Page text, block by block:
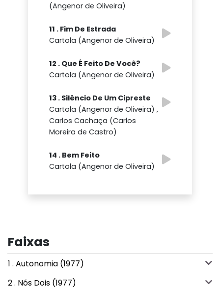
(Angenor de Oliveira)
11 . Fim De Estrada
Cartola (Angenor de Oliveira)
12 . Que É Feito De Você?
Cartola (Angenor de Oliveira)
13 . Silêncio De Um Cipreste
Cartola (Angenor de Oliveira) ,
Carlos Cachaça (Carlos
Moreira de Castro)
14 . Bem Feito
Cartola (Angenor de Oliveira)
Faixas
1 . Autonomia (1977)
2 . Nós Dois (1977)